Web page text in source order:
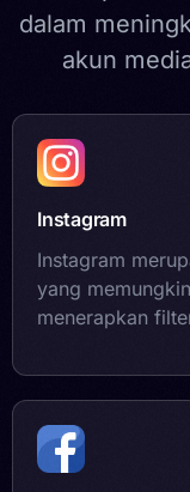
dalam
akun
Instagram
Instagram
yang
menerapkan